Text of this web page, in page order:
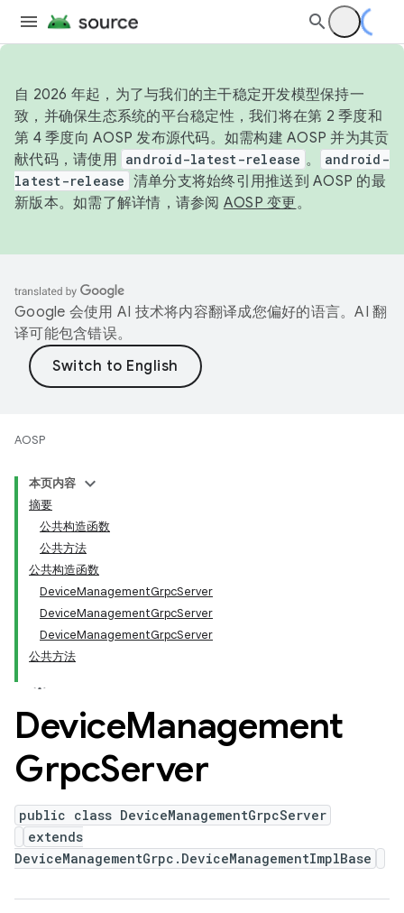
自 2026 年起，为了与我们的主干稳定开发模型保持一
致，并确保生态系统的平台稳定性，我们将在第 2 季度和
第 4 季度向 AOSP 发布源代码。如需构建 AOSP 并为其贡
献代码，请使用 android-latest-release 。
android-
latest-release 清单分支将始终引用推送到 AOSP 的最
新版本。如需了解详情，请参阅 AOSP 变更。
Google 会使用 AI 技术将内容翻译成您偏好的语言。AI 翻
译可能包含错误。
AOSP
本页内容
摘要
公共构造函数
公共方法
公共构造函数
DeviceManagementGrpcServer
DeviceManagementGrpcServer
DeviceManagementGrpcServer
公共方法
DeviceManagement
GrpcServer
public class DeviceManagementGrpcServer
extends
DeviceManagementGrpc.DeviceManagementImplBase